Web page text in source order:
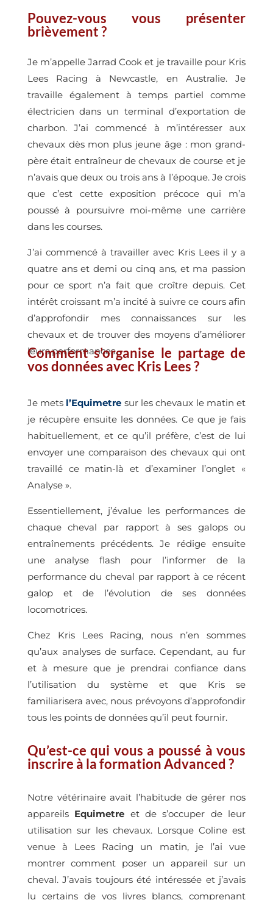
Pouvez-vous vous présenter
brièvement ?
Je m’appelle Jarrad Cook et je travaille pour Kris
Lees Racing à Newcastle, en Australie. Je
travaille également à temps partiel comme
électricien dans un terminal d’exportation de
charbon. J’ai commencé à m’intéresser aux
chevaux dès mon plus jeune âge : mon grand-
père était entraîneur de chevaux de course et je
n’avais que deux ou trois ans à l’époque. Je crois
que c’est cette exposition précoce qui m’a
poussé à poursuivre moi-même une carrière
dans les courses.
J’ai commencé à travailler avec Kris Lees il y a
quatre ans et demi ou cinq ans, et ma passion
pour ce sport n’a fait que croître depuis. Cet
intérêt croissant m’a incité à suivre ce cours afin
d’approfondir mes connaissances sur les
chevaux et de trouver des moyens d’améliorer
leurs performances.
Comment s’organise le partage de
vos données avec Kris Lees ?
Je mets l’Equimetre sur les chevaux le matin et
je récupère ensuite les données. Ce que je fais
habituellement, et ce qu’il préfère, c’est de lui
envoyer une comparaison des chevaux qui ont
travaillé ce matin-là et d’examiner l’onglet «
Analyse ».
Essentiellement, j’évalue les performances de
chaque cheval par rapport à ses galops ou
entraînements précédents. Je rédige ensuite
une analyse flash pour l’informer de la
performance du cheval par rapport à ce récent
galop et de l’évolution de ses données
locomotrices.
Chez Kris Lees Racing, nous n’en sommes
qu’aux analyses de surface. Cependant, au fur
et à mesure que je prendrai confiance dans
l’utilisation du système et que Kris se
familiarisera avec, nous prévoyons d’approfondir
tous les points de données qu’il peut fournir.
Qu’est-ce qui vous a poussé à vous
inscrire à la formation Advanced ?
Notre vétérinaire avait l’habitude de gérer nos
appareils Equimetre et de s’occuper de leur
utilisation sur les chevaux. Lorsque Coline est
venue à Lees Racing un matin, je l’ai vue
montrer comment poser un appareil sur un
cheval. J’avais toujours été intéressée et j’avais
lu certains de vos livres blancs, comprenant